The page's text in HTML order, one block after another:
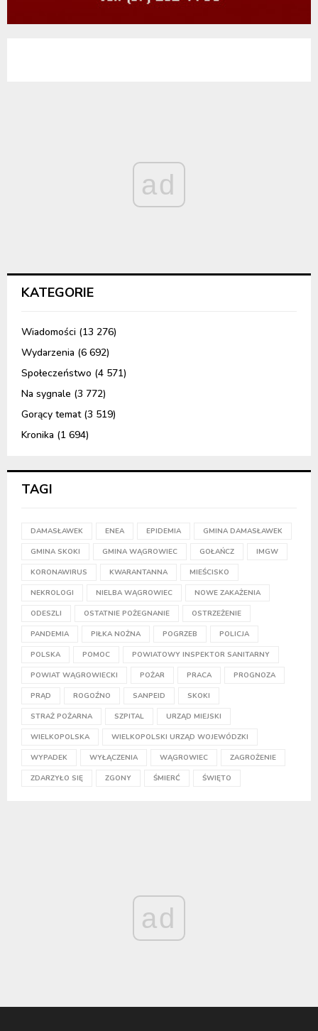
ad
KATEGORIE
Wiadomości (13 276)
Wydarzenia (6 692)
Społeczeństwo (4 571)
Na sygnale (3 772)
Gorący temat(3 519)
Kronika (1 694)
TAGI
DAMASŁAWEK ENEA EPIDEMIA GMINA DAMASŁAWEK
GMINA SKOKI GMINA WĄGROWIEC GOŁAŃCZ IMGW
KORONAWIRUS KWARANTANNA MIEŚCISKO
NEKROLOGI NIELBA WĄGROWIEC NOWE ZAKAŻENIA
ODESZLI OSTATNIE POŻEGNANIE OSTRZEŻENIE
PANDEMIA PIŁKA NOŻNA POGRZEB POLICJA
POLSKA POMOC POWIATOWY INSPEKTOR SANITARNY
POWIAT WĄGROWIECKI POŻAR PRACA PROGNOZA
PRĄD ROGOŹNO SANPEID SKOKI
STRAŻ POŻARNA SZPITAL URZĄD MIEJSKI
WIELKOPOLSKA WIELKOPOLSKI URZĄD WOJEWÓDZKI
WYPADEK WYŁĄCZENIA WĄGROWIEC ZAGROŻENIE
ZDARZYŁO SIĘ ZGONY ŚMIERĆ ŚWIĘTO
ad